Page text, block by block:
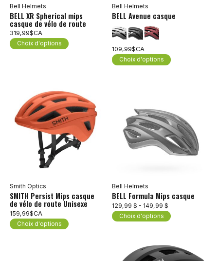
Bell Helmets
BELL XR Spherical mips
casque de vélo de route
319,99$CA
Choix d'options
Bell Helmets
BELL Avenue casque
109,99$CA
Choix d'options
Smith Optics
SMITH Persist Mips casque
de vélo de route Unisexe
159,99$CA
Choix d'options
Bell Helmets
BELL Formula Mips casque
129,99 $ - 149,99 $
Choix d'options